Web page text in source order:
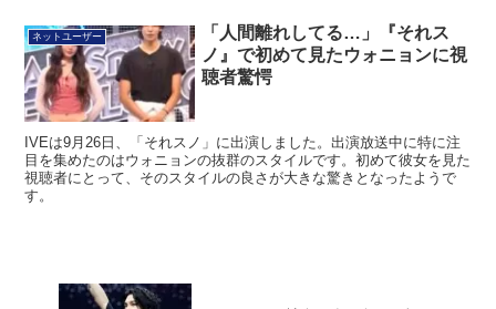
ノ』で初めて見たウォニョンに視
聴者驚愕
IVEは9月26日、「それスノ」に出演しました。出演放送中に特に注
目を集めたのはウォニョンの抜群のスタイルです。初めて彼女を見た
視聴者にとって、そのスタイルの良さが大きな驚きとなったようで
す。